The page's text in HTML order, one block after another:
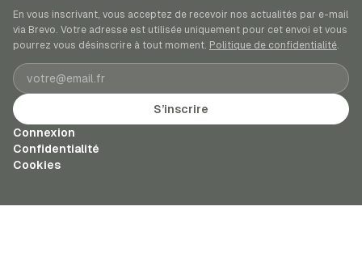
En vous inscrivant, vous acceptez de recevoir nos actualités par e-mail
via Brevo. Votre adresse est utilisée uniquement pour cet envoi et vous
pourrez vous désinscrire à tout moment. Politique de confidentialité.
Adresse e-mail
S’inscrire
Connexion
Confidentialité
Cookies